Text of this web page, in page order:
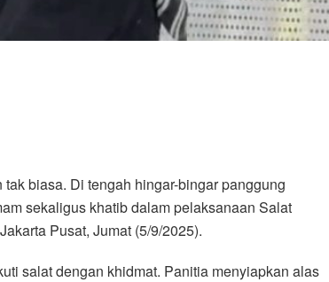
biasa. Di tengah hingar-bingar panggung
sekaligus khatib dalam pelaksanaan Salat
Pusat, Jumat (5/9/2025).
salat dengan khidmat. Panitia menyiapkan alas